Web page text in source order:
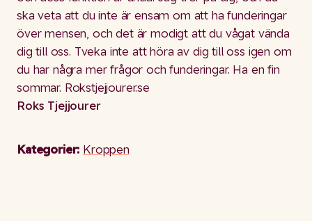
ska veta att du inte är ensam om att ha funderingar
över mensen, och det är modigt att du vågat vända
dig till oss. Tveka inte att höra av dig till oss igen om
du har några mer frågor och funderingar. Ha en fin
sommar. Rokstjejjourer.se
Roks Tjejjourer
Kategorier: Kroppen